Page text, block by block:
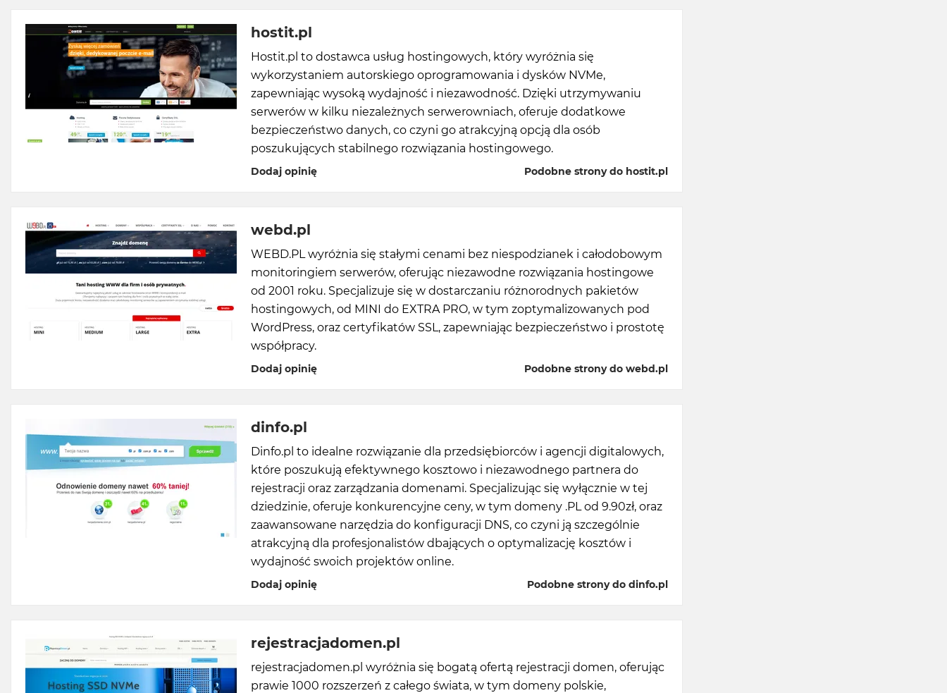
hostit.pl
Hostit.pl to dostawca usług hostingowych, który wyróżnia się
wykorzystaniem autorskiego oprogramowania i dysków NVMe,
zapewniając wysoką wydajność i niezawodność. Dzięki utrzymywaniu
serwerów w kilku niezależnych serwerowniach, oferuje dodatkowe
bezpieczeństwo danych, co czyni go atrakcyjną opcją dla osób
poszukujących stabilnego rozwiązania hostingowego.
Dodaj opinię Podobne strony do hostit.pl
webd.pl
WEBD.PL wyróżnia się stałymi cenami bez niespodzianek i całodobowym
monitoringiem serwerów, oferując niezawodne rozwiązania hostingowe
od 2001 roku. Specjalizuje się w dostarczaniu różnorodnych pakietów
hostingowych, od MINI do EXTRA PRO, w tym zoptymalizowanych pod
WordPress, oraz certyfikatów SSL, zapewniając bezpieczeństwo i prostotę
współpracy.
Dodaj opinię Podobne strony do webd.pl
dinfo.pl
Dinfo.pl to idealne rozwiązanie dla przedsiębiorców i agencji digitalowych,
które poszukują efektywnego kosztowo i niezawodnego partnera do
rejestracji oraz zarządzania domenami. Specjalizując się wyłącznie w tej
dziedzinie, oferuje konkurencyjne ceny, w tym domeny .PL od 9.90zł, oraz
zaawansowane narzędzia do konfiguracji DNS, co czyni ją szczególnie
atrakcyjną dla profesjonalistów dbających o optymalizację kosztów i
wydajność swoich projektów online.
Dodaj opinię Podobne strony do dinfo.pl
rejestracjadomen.pl
rejestracjadomen.pl wyróżnia się bogatą ofertą rejestracji domen, oferując
prawie 1000 rozszerzeń z całego świata, w tym domeny polskie,